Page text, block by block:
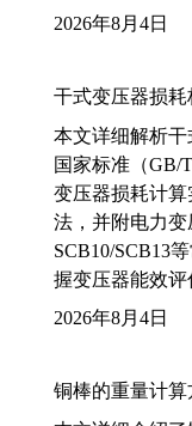
2026年8月4日
干式变压器损
本文详细解析
国家标准（GB/
变压器损耗计
法，并附电力
SCB10/SCB13
握变压器能效评
2026年8月4日
铜棒的重量计